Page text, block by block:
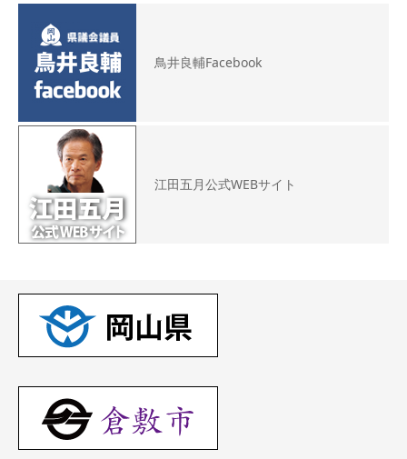
鳥井良輔Facebook
江田五月公式WEBサイト